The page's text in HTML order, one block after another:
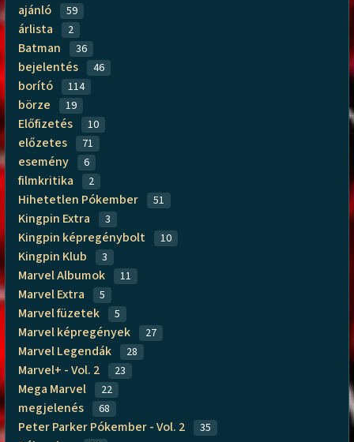
ajánló 59
árlista 2
Batman 36
bejelentés 46
borító 114
börze 19
Előfizetés 10
előzetes 71
esemény 6
filmkritika 2
Hihetetlen Pókember 51
Kingpin Extra 3
Kingpin képregénybolt 10
Kingpin Klub 3
Marvel Albumok 11
Marvel Extra 5
Marvel füzetek 5
Marvel képregények 27
Marvel Legendák 28
Marvel+ - Vol. 2 23
Mega Marvel 22
megjelenés 68
Peter Parker Pókember - Vol. 2 35